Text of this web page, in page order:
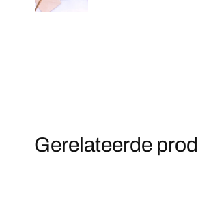
Gerelateerde